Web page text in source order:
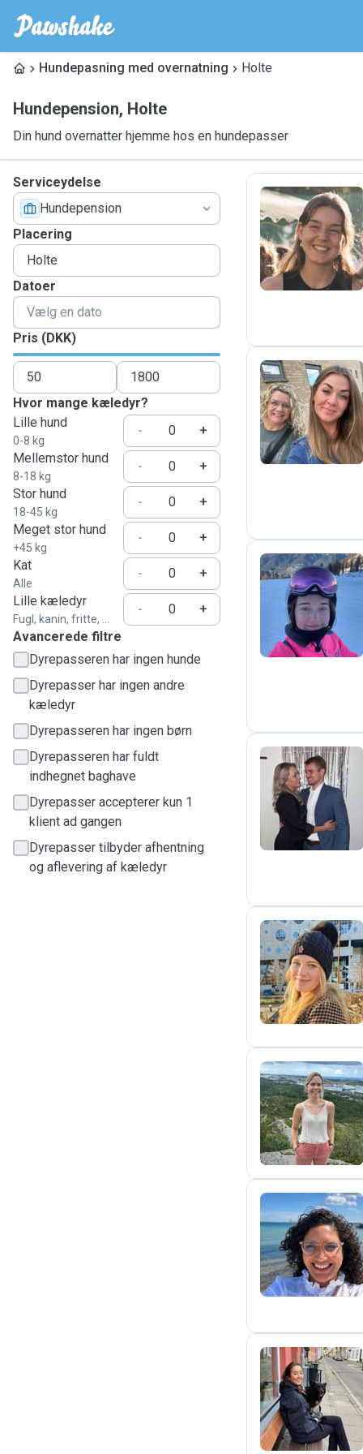
Hundepasning med overnatning Holte
Hundepension, Holte
Din hund overnatter hjemme hos en hundepasser
Serviceydelse
Hundepension
Placering
Datoer
Pris (DKK)
Hvor mange kæledyr?
Lille hund
0-8 kg
-
+
Mellemstor hund
8-18 kg
-
+
Stor hund
18-45 kg
-
+
Meget stor hund
+45 kg
-
+
Kat
Alle
-
+
Lille kæledyr
Fugl, kanin, fritte, ...
-
+
Avancerede filtre
Dyrepasseren har ingen hunde
Dyrepasser har ingen andre
kæledyr
Dyrepasseren har ingen børn
Dyrepasseren har fuldt
indhegnet baghave
Dyrepasser accepterer kun 1
klient ad gangen
Dyrepasser tilbyder afhentning
og aflevering af kæledyr
B
M
L
J
P
L
S
L